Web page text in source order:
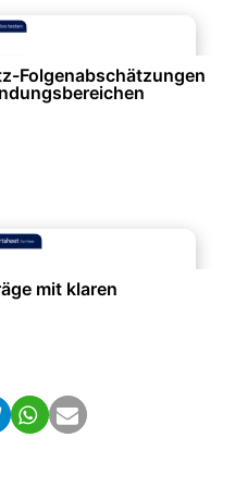
Folgenabschätzungen
mit klaren